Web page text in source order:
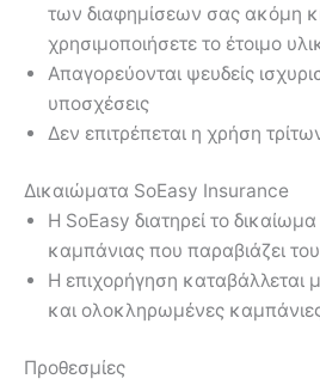
των διαφημίσεων σας ακόμη
χρησιμοποιήσετε το έτοιμο
Απαγορεύονται ψευδείς
υποσχέσεις
Δεν επιτρέπεται η χρήση
Δικαιώματα SoEasy Insurance
Η SoEasy διατηρεί το
καμπάνιας που παραβιάζει
Η επιχορήγηση καταβάλλεται
και ολοκληρωμένες
Προθεσμίες